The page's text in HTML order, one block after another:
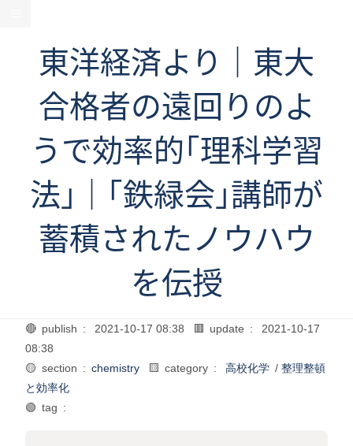
東洋経済より｜東大
合格者の遠回りのよ
うで効率的｢理科学習
法｣｜｢鉄緑会｣講師が
蓄積されたノウハウ
を伝授
🔴 publish : 2021-10-17 08:38 🟥 update :
2021-10-17
08:38
🟡 section : chemistry 🟨 category : 高校化学 / 整理整頓
と効率化
🟢 tag :